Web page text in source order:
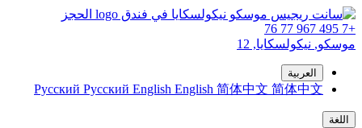
الحجز
+7 495 967 77 76
موسكو, نيكولسكايا, 12
العربية
Русский Русский English English 简体中文 简体中文
اللغة